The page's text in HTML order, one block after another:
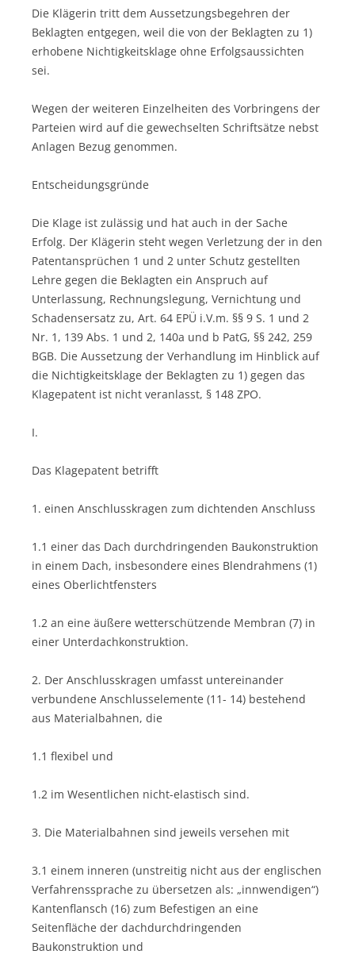
Die Klägerin tritt dem Aussetzungsbegehren der
Beklagten entgegen, weil die von der Beklagten zu 1)
erhobene Nichtigkeitsklage ohne Erfolgsaussichten
sei.
Wegen der weiteren Einzelheiten des Vorbringens der
Parteien wird auf die gewechselten Schriftsätze nebst
Anlagen Bezug genommen.
Entscheidungsgründe
Die Klage ist zulässig und hat auch in der Sache
Erfolg. Der Klägerin steht wegen Verletzung der in den
Patentansprüchen 1 und 2 unter Schutz gestellten
Lehre gegen die Beklagten ein Anspruch auf
Unterlassung, Rechnungslegung, Vernichtung und
Schadensersatz zu, Art. 64 EPÜ i.V.m. §§ 9 S. 1 und 2
Nr. 1, 139 Abs. 1 und 2, 140a und b PatG, §§ 242, 259
BGB. Die Aussetzung der Verhandlung im Hinblick auf
die Nichtigkeitsklage der Beklagten zu 1) gegen das
Klagepatent ist nicht veranlasst, § 148 ZPO.
I.
Das Klagepatent betrifft
1. einen Anschlusskragen zum dichtenden Anschluss
1.1 einer das Dach durchdringenden Baukonstruktion
in einem Dach, insbesondere eines Blendrahmens (1)
eines Oberlichtfensters
1.2 an eine äußere wetterschützende Membran (7) in
einer Unterdachkonstruktion.
2. Der Anschlusskragen umfasst untereinander
verbundene Anschlusselemente (11- 14) bestehend
aus Materialbahnen, die
1.1 flexibel und
1.2 im Wesentlichen nicht-elastisch sind.
3. Die Materialbahnen sind jeweils versehen mit
3.1 einem inneren (unstreitig nicht aus der englischen
Verfahrenssprache zu übersetzen als: „innwendigen“)
Kantenflansch (16) zum Befestigen an eine
Seitenfläche der dachdurchdringenden
Baukonstruktion und